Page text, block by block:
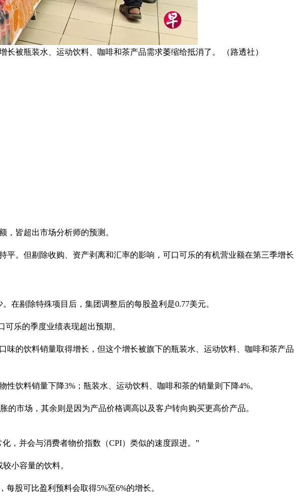
被瓶装水、运动饮料、咖啡和茶产品需求萎缩给抵消了。 （路透社）
，皆超出市场分析师的预测。
平。但剔除收购、资产剥离和汇率的影响，可口可乐的有机营业额在第三季增长
在剔除特殊项目后，集团调整后的每股盈利是0.77美元。
乐的季度业绩表现超出预期。
的饮料销量取得增长，但这个增长被旗下的瓶装水、运动饮料、咖啡和茶产品
饮料销量下降3%；瓶装水、运动饮料、咖啡和茶的销量则下降4%。
市场，其余则是因为产品价格调高以及客户转向购买更高价产品。
，并会与消费者物价指数（CPI）类似的速度跟进。”
小容量的饮料。
股可比盈利预料会取得5%至6%的增长。